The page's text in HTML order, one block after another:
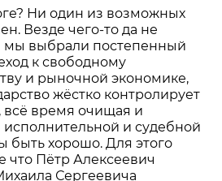
Ни один из возможных
Везде чего-то да не
мы выбрали постепенный
к свободному
и рыночной экономике,
жёстко контролирует
время очищая и
и судебной
быть хорошо. Для этого
что Пётр Алексеевич
Сергеевича